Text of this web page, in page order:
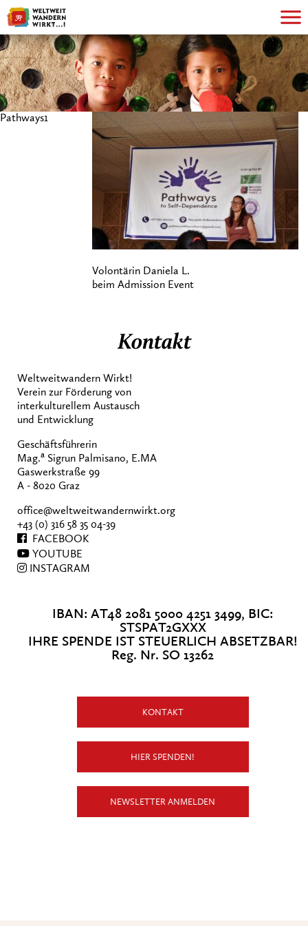
Pathways1
Volontärin Daniela L.
beim Admission Event
Kontakt
Weltweitwandern Wirkt!
Verein zur Förderung von
interkulturellem Austausch
und Entwicklung
Geschäftsführerin
Mag.a Sigrun Palmisano, E.MA
Gaswerkstraße 99
A - 8020 Graz
office@weltweitwandernwirkt.org
+43 (0) 316 58 35 04-39
FACEBOOK
YOUTUBE
INSTAGRAM
IBAN: AT48 2081 5000 4251 3499, BIC:
STSPAT2GXXX
IHRE SPENDE IST STEUERLICH ABSETZBAR!
Reg. Nr. SO 13262
KONTAKT
HIER SPENDEN!
NEWSLETTER ANMELDEN